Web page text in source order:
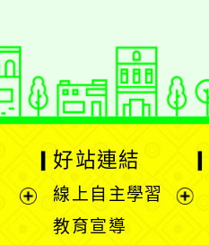
好站連結
線上自主學習
教育宣導